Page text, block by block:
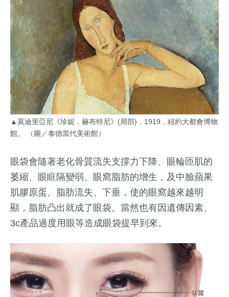
▲莫迪里亞尼《珍妮．赫布特尼》(局部)．1919．紐約大都會博物
館。 （圖／泰德當代美術館）
眼袋會隨著老化骨質流失支撐力下降、眼輪匝肌的
萎縮、眼眶隔變弱、眼窩脂肪的增生，及中臉蘋果
肌膠原蛋、脂肪流失、下垂，使的眼窩越來越明
顯，脂肪凸出就成了眼袋。當然也有因遺傳因素、
3c產品過度用眼等造成眼袋提早到來。